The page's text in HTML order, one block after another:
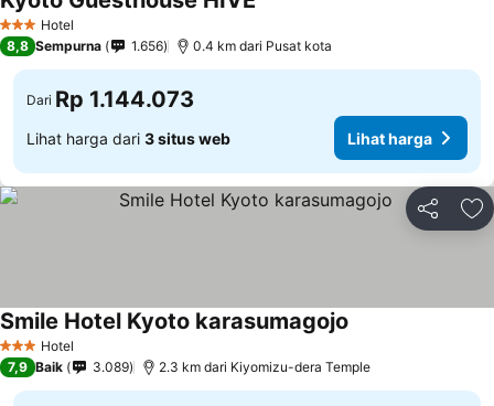
3 BintangHotel
8,8 Sempurna 1.656 0.4 km dari Pusat kota
Dari Rp 1.144.073
Lihat harga dari 3 situs web Lihat harga
Bagikan
3 BintangHotel
Smile Hotel Kyoto karasumagojo
7,9 Baik 3.089 2.3 km dari Kiyomizu-dera Temple